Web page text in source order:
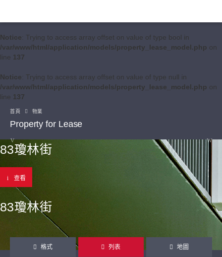
Notice: Trying to access array offset on value of type bool in
/var/www/html/application/models/property_lease_model.php on
line 137
Notice: Trying to access array offset on value of type null in
/var/www/html/application/models/property_lease_model.php on
line 137
首頁 物業
Property for Lease
83瓊林街
查看
83瓊林街
格式 列表 地圖